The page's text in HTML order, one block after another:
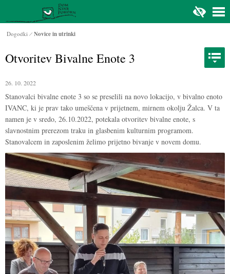
Dogodki Novice in utrinki
Otvoritev Bivalne Enote 3
26. 10. 2022
Stanovalci bivalne enote 3 so se preselili na novo lokacijo, v bivalno enoto
IVANC, ki je prav tako umeščena v prijetnem, mirnem okolju Žalca. V ta
namen je v sredo, 26.10.2022, potekala otvoritev bivalne enote, s
slavnostnim prerezom traku in glasbenim kulturnim programom.
Stanovalcem in zaposlenim želimo prijetno bivanje v novem domu.